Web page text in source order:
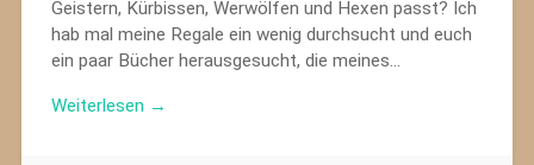
Geistern, Kürbissen, Werwölfen und Hexen passt? Ich
hab mal meine Regale ein wenig durchsucht und euch
ein paar Bücher herausgesucht, die meines…
Weiterlesen →